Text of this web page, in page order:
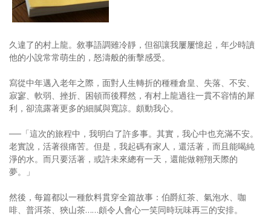
久違了的村上龍。敘事語調雖冷靜，但卻讓我屢屢憶起，年少時讀
他的小說常常萌生的，怒濤般的衝擊感受。
寫從中年邁入老年之際，面對人生轉折的種種倉皇、失落、不安、
寂寥、軟弱、挫折、困頓而後釋然，有村上龍過往一貫不容情的犀
利，卻流露著更多的細膩與寬諒。頗動我心。
──「這次的旅程中，我明白了許多事。其實，我心中也充滿不安。
老實說，活著很痛苦。但是，我起碼有家人，還活著，而且能喝純
淨的水。而只要活著，或許未來總有一天，還能做翱翔天際的
夢。」
然後，每篇都以一種飲料貫穿全篇故事：伯爵紅茶、氣泡水、咖
啡、普洱茶、狹山茶……頗令人會心一笑同時玩味再三的安排。